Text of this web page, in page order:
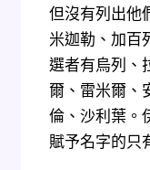
但沒有列出他
米迦勒、加百
選者有烏列、
爾、雷米爾、
倫、沙利葉。
賦予名字的只